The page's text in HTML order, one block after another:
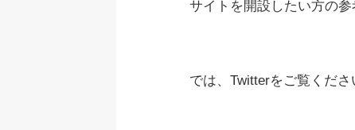
サイトを開設したい方の参
では、Twitterをご覧くださ